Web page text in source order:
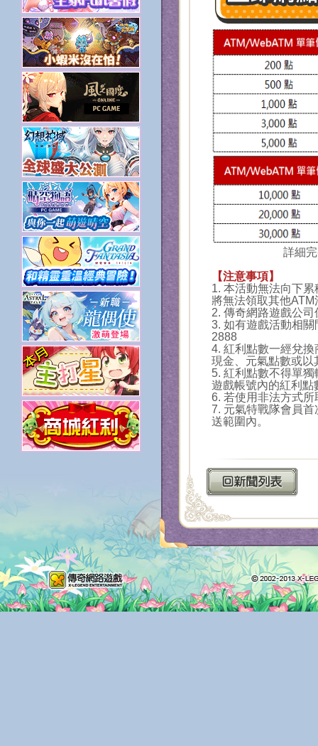
詳細
【注意事項】
1. 本活動無法向下
將無法領取其他ATM
2. 傳奇網路遊戲公
3. 如有遊戲活動相
2888
4. 紅利點數一經兌
現金、元氣點數或以
5. 紅利點數不得單
遊戲帳號內的紅利點
6. 若使用非法方式
7. 元氣特戰隊會員
送範圍內。